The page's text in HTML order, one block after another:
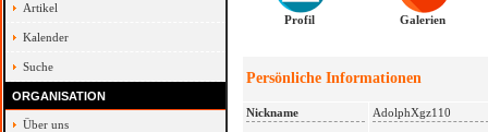
Artikel
Kalender
Suche
ORGANISATION
Über uns
Profil Galerien
Persönliche Informationen
Nickname AdolphXgz110